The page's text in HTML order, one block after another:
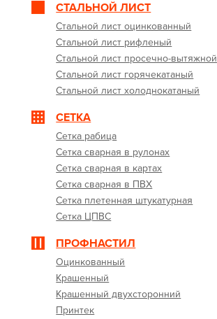
СТАЛЬНОЙ ЛИСТ
Стальной лист оцинкованный
Стальной лист рифленый
Стальной лист просечно-вытяжной
Стальной лист горячекатаный
Стальной лист холоднокатаный
СЕТКА
Сетка рабица
Сетка сварная в рулонах
Сетка сварная в картах
Сетка сварная в ПВХ
Сетка плетенная штукатурная
Сетка ЦПВС
ПРОФНАСТИЛ
Оцинкованный
Крашенный
Крашенный двухсторонний
Принтек